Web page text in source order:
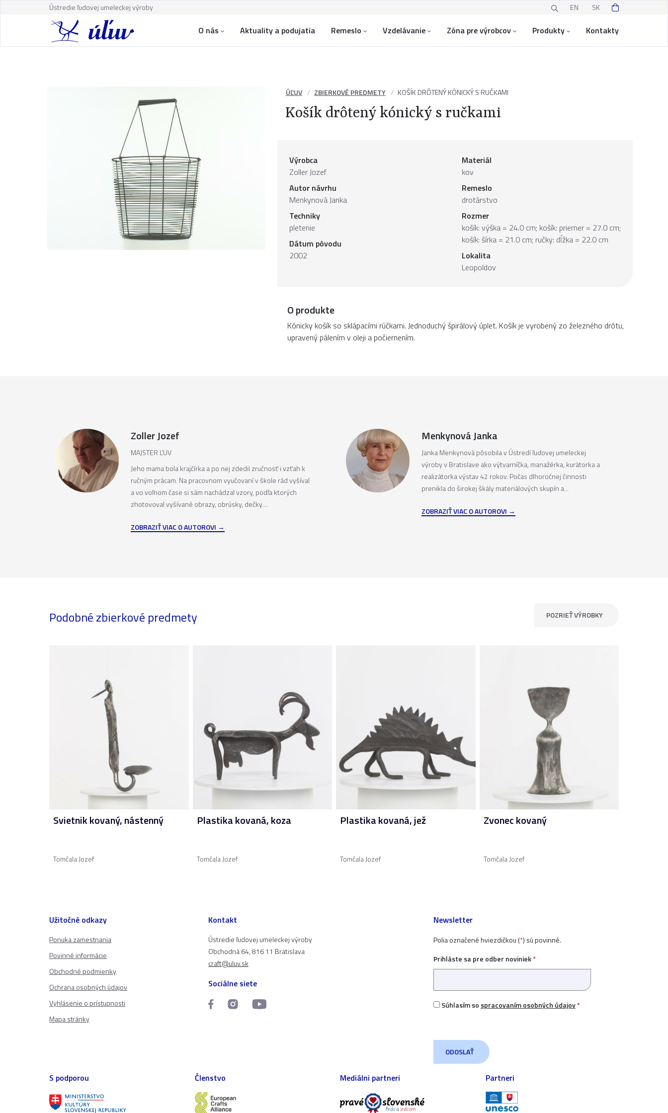
Ústredie ľudovej umeleckej výroby EN SK
O nás Aktuality a podujatia Remeslo Vzdelávanie Zóna pre výrobcov Produkty Kontakty
ÚĽUV ZBIERKOVÉ PREDMETY KOŠÍK DRÔTENÝ KÓNICKÝ S RUČKAMI
Košík drôtený kónický s ručkami
Výrobca
Zoller Jozef
Autor návrhu
Menkynová Janka
Techniky
pletenie
Dátum pôvodu
2002
Materiál
kov
Remeslo
drotárstvo
Rozmer
košík: výška = 24.0 cm; košík: priemer = 27.0 cm;
košík: šírka = 21.0 cm; ručky: dĺžka = 22.0 cm
Lokalita
Leopoldov
O produkte
Kónicky košík so sklápacími rúčkami. Jednoduchý špirálový úplet. Košík je vyrobený zo železného drôtu,
upravený pálením v oleji a počiernením.
Zoller Jozef
MAJSTER ĽUV
Jeho mama bola krajčírka a po nej zdedil zručnosť i vzťah k
ručným prácam. Na pracovnom vyučovaní v škole rád vyšíval
a vo voľnom čase si sám nachádzal vzory, podľa ktorých
zhotovoval vyšívané obrazy, obrúsky, dečky....
ZOBRAZIŤ VIAC O AUTOROVI
Menkynová Janka
Janka Menkynová pôsobila v Ústredí ľudovej umeleckej
výroby v Bratislave ako výtvarníčka, manažérka, kurátorka a
realizátorka výstav 42 rokov. Počas dlhoročnej činnosti
prenikla do širokej škály materiálových skupín a...
ZOBRAZIŤ VIAC O AUTOROVI
Podobné zbierkové predmety POZRIEŤ VÝROBKY
Svietnik kovaný, nástenný
Tomčala Jozef
Plastika kovaná, koza
Tomčala Jozef
Plastika kovaná, jež
Tomčala Jozef
Zvonec kovaný
Tomčala Jozef
Užitočné odkazy
Ponuka zamestnania
Povinné informácie
Obchodné podmienky
Ochrana osobných údajov
Vyhlásenie o prístupnosti
Mapa stránky
Kontakt
Ústredie ľudovej umeleckej výroby
Obchodná 64, 816 11 Bratislava
craft@uluv.sk
Sociálne siete
Newsletter
Polia označené hviezdičkou (*) sú povinné.
Prihláste sa pre odber noviniek*
Súhlasím so spracovaním osobných údajov*
S podporou Členstvo Mediálni partneri Partneri